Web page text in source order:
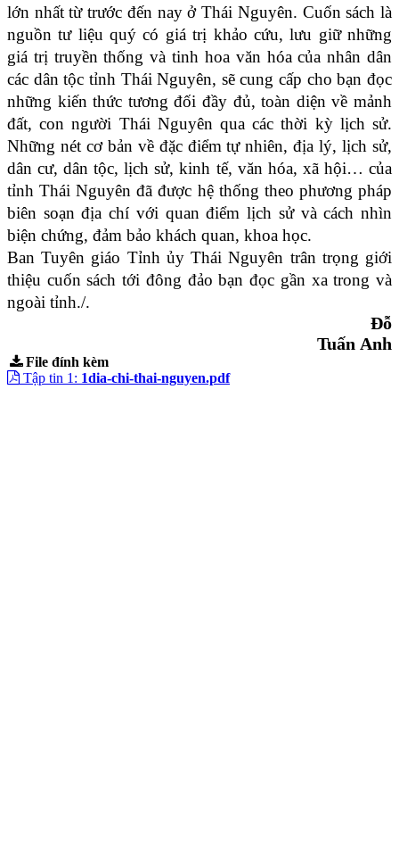
lớn nhất từ trước đến nay ở Thái Nguyên. Cuốn sách là
nguồn tư liệu quý có giá trị khảo cứu, lưu giữ những
giá trị truyền thống và tinh hoa văn hóa của nhân dân
các dân tộc tỉnh Thái Nguyên, sẽ cung cấp cho bạn đọc
những kiến thức tương đối đầy đủ, toàn diện về mảnh
đất, con người Thái Nguyên qua các thời kỳ lịch sử.
Những nét cơ bản về đặc điểm tự nhiên, địa lý, lịch sử,
dân cư, dân tộc, lịch sử, kinh tế, văn hóa, xã hội… của
tỉnh Thái Nguyên đã được hệ thống theo phương pháp
biên soạn địa chí với quan điểm lịch sử và cách nhìn
biện chứng, đảm bảo khách quan, khoa học.
Ban Tuyên giáo Tỉnh ủy Thái Nguyên trân trọng giới
thiệu cuốn sách tới đông đảo bạn đọc gần xa trong và
ngoài tỉnh./.
Đỗ
Tuấn Anh
File đính kèm
Tập tin 1: 1dia-chi-thai-nguyen.pdf